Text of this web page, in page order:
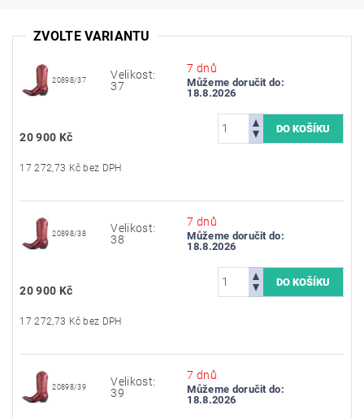
ZVOLTE VARIANTU
20898/37
Velikost:
37
7 dnů
Můžeme doručit do:
18.8.2026
20 900 Kč
17 272,73 Kč bez DPH
20898/38
Velikost:
38
7 dnů
Můžeme doručit do:
18.8.2026
20 900 Kč
17 272,73 Kč bez DPH
20898/39
Velikost:
39
7 dnů
Můžeme doručit do:
18.8.2026